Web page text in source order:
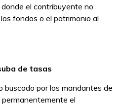
el contribuyente no
fondos o el patrimonio al
de tasas
buscado por los mandantes de
el